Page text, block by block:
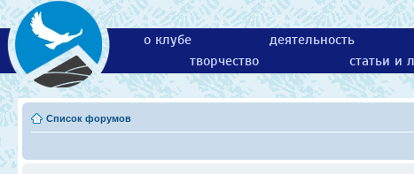
о клубе деятельность
творчество
статьи и
Список форумов